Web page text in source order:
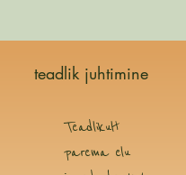
teadlik juhtimine
Teadlikult
parema elu